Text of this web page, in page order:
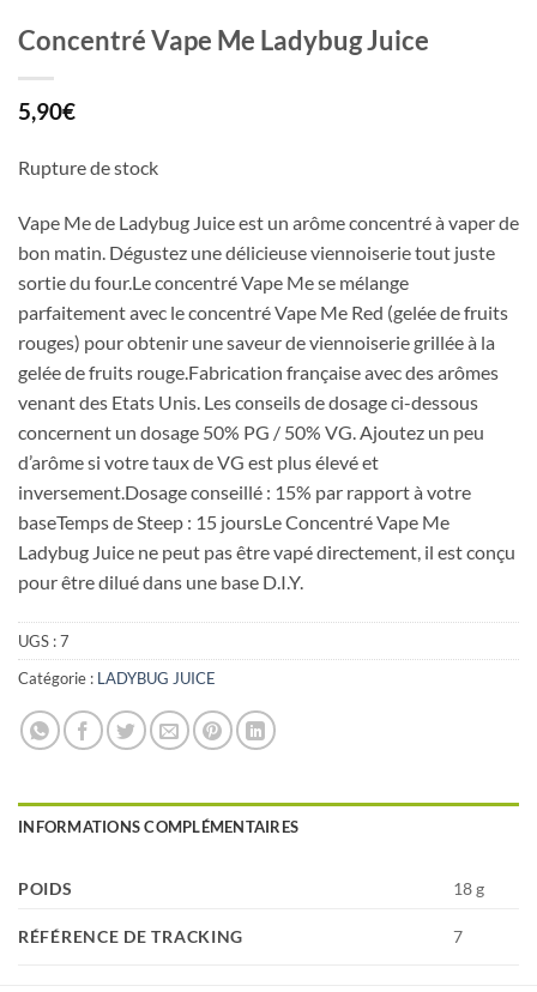
Concentré Vape Me Ladybug Juice
5,90€
Rupture de stock
Vape Me de Ladybug Juice est un arôme concentré à vaper de
bon matin. Dégustez une délicieuse viennoiserie tout juste
sortie du four.Le concentré Vape Me se mélange
parfaitement avec le concentré Vape Me Red (gelée de fruits
rouges) pour obtenir une saveur de viennoiserie grillée à la
gelée de fruits rouge.Fabrication française avec des arômes
venant des Etats Unis. Les conseils de dosage ci-dessous
concernent un dosage 50% PG / 50% VG. Ajoutez un peu
d’arôme si votre taux de VG est plus élevé et
inversement.Dosage conseillé : 15% par rapport à votre
baseTemps de Steep : 15 joursLe Concentré Vape Me
Ladybug Juice ne peut pas être vapé directement, il est conçu
pour être dilué dans une base D.I.Y.
UGS :7
Catégorie : LADYBUG JUICE
INFORMATIONS COMPLÉMENTAIRES
POIDS 18 g
RÉFÉRENCE DE TRACKING 7